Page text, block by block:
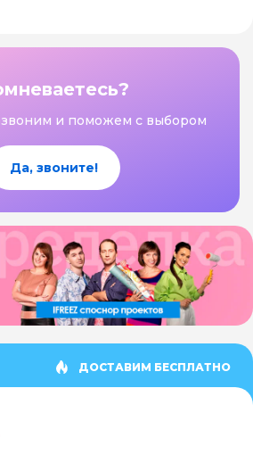
и поможем с выбором
Да, звоните!
ДОСТАВИМ БЕСПЛАТНО